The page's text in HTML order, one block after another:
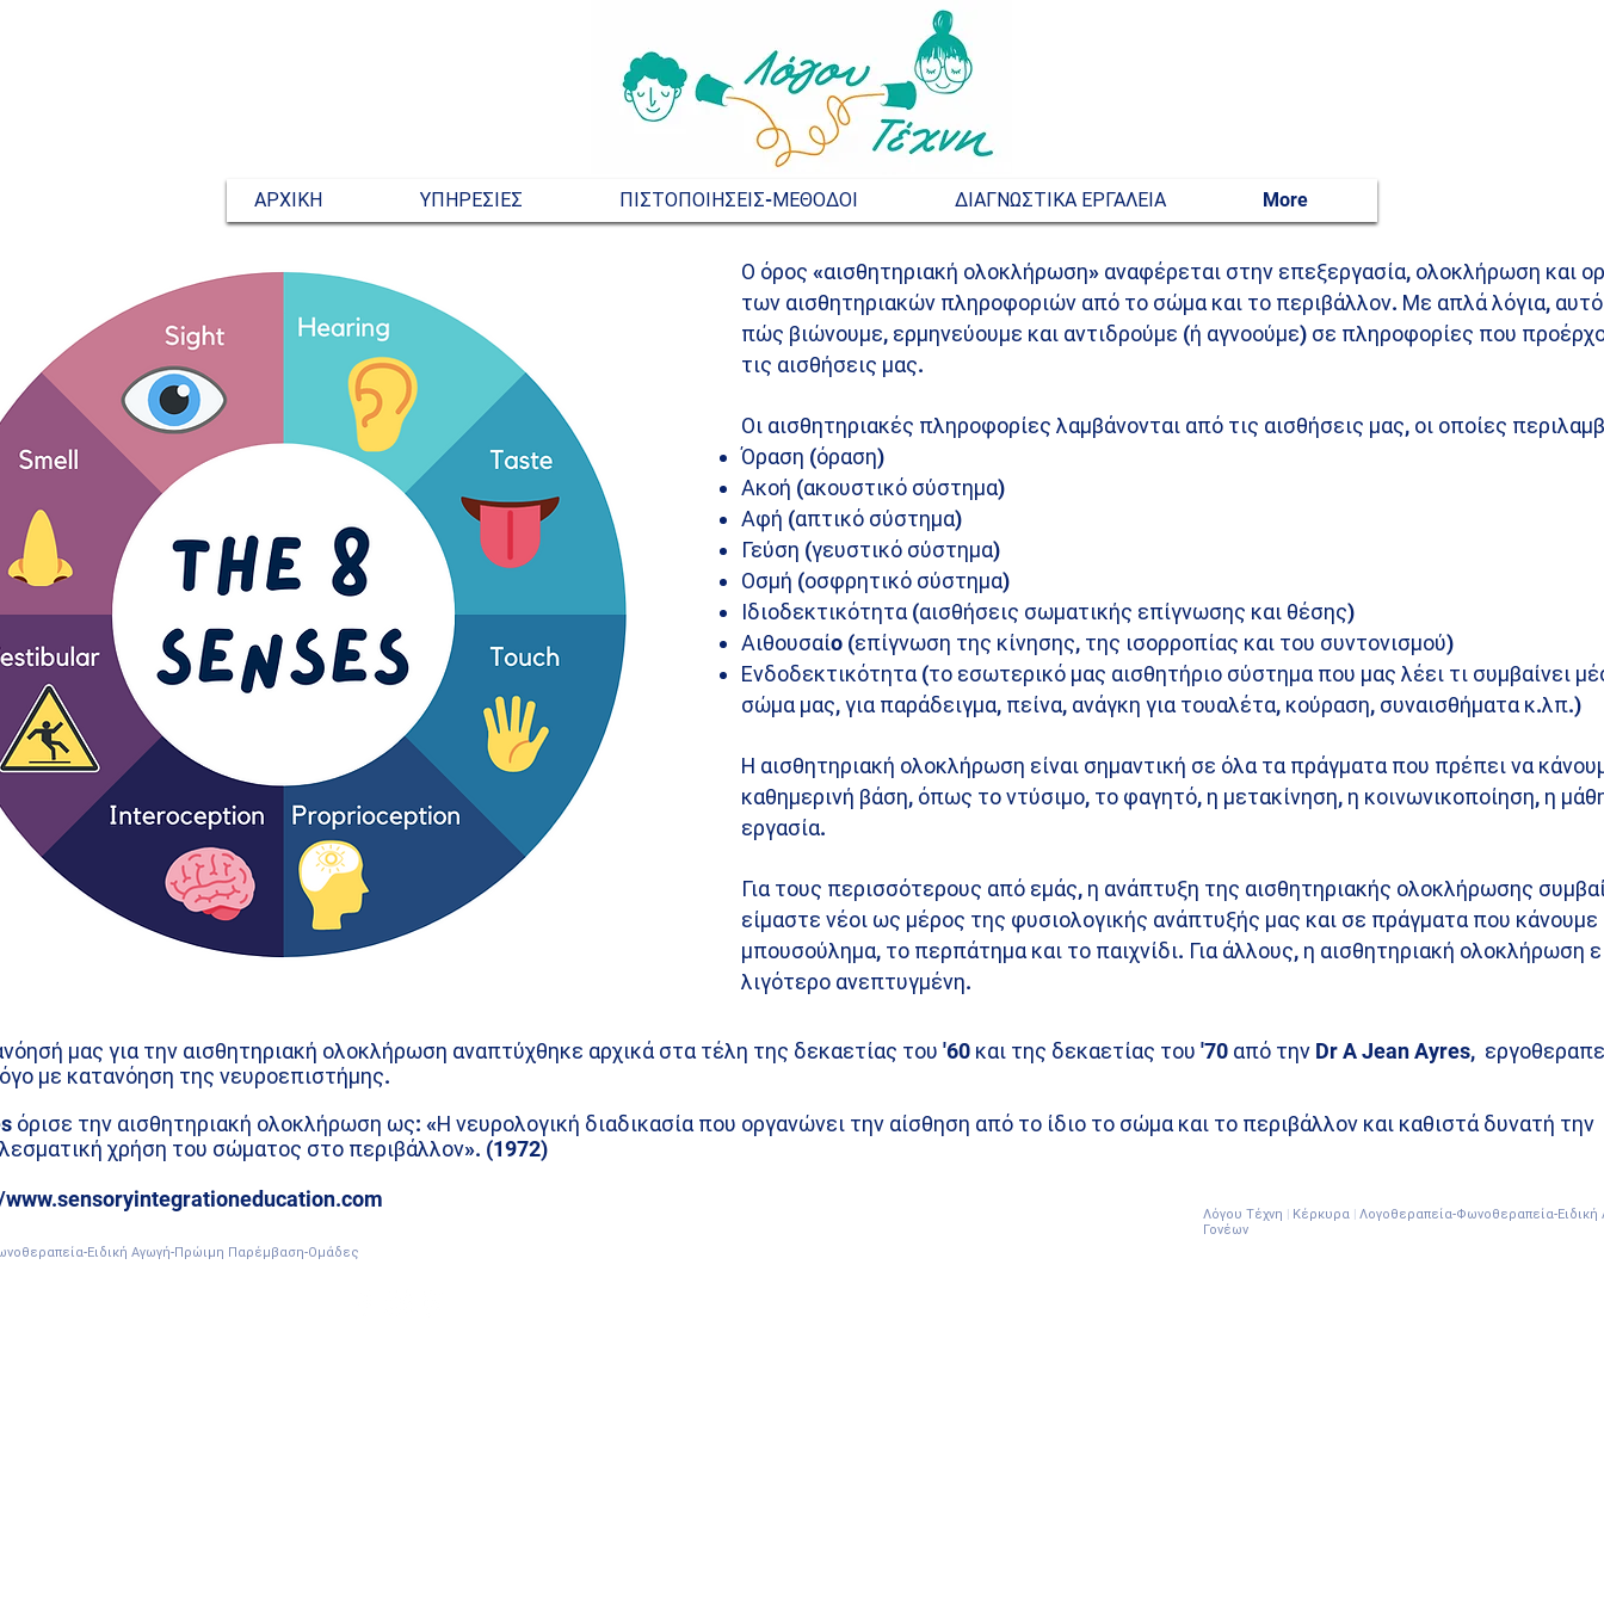
ΑΡΧΙΚΗ ΥΠΗΡΕΣΙΕΣ ΠΙΣΤΟΠΟΙΗΣΕΙΣ-ΜΕΘΟΔΟΙ ΔΙΑΓΝΩΣΤΙΚΑ ΕΡΓΑΛΕΙΑ More
Ο όρος «αισθητηριακή ολοκλήρωση» αναφέρεται στην επεξεργασία, ολοκλήρωση και
των αισθητηριακών πληροφοριών από το σώμα και το περιβάλλον. Με απλά λόγια, αυτό
πώς βιώνουμε, ερμηνεύουμε και αντιδρούμε (ή αγνοούμε) σε πληροφορίες που
τις αισθήσεις μας.
Οι αισθητηριακές πληροφορίες λαμβάνονται από τις αισθήσεις μας, οι οποίες
Όραση (όραση)
Ακοή (ακουστικό σύστημα)
Αφή (απτικό σύστημα)
Γεύση (γευστικό σύστημα)
Οσμή (οσφρητικό σύστημα)
Ιδιοδεκτικότητα (αισθήσεις σωματικής επίγνωσης και θέσης)
Αιθουσαίo (επίγνωση της κίνησης, της ισορροπίας και του συντονισμού)
Ενδοδεκτικότητα (το εσωτερικό μας αισθητήριο σύστημα που μας λέει τι συμβαίνει
σώμα μας, για παράδειγμα, πείνα, ανάγκη για τουαλέτα, κούραση, συναισθήματα κ.λπ.)
Η αισθητηριακή ολοκλήρωση είναι σημαντική σε όλα τα πράγματα που πρέπει να
καθημερινή βάση, όπως το ντύσιμο, το φαγητό, η μετακίνηση, η κοινωνικοποίηση, η
εργασία.
Για τους περισσότερους από εμάς, η ανάπτυξη της αισθητηριακής ολοκλήρωσης
είμαστε νέοι ως μέρος της φυσιολογικής ανάπτυξής μας και σε πράγματα που
μπουσούλημα, το περπάτημα και το παιχνίδι. Για άλλους, η αισθητηριακή ολοκλήρωση
λιγότερο ανεπτυγμένη.
μας για την αισθητηριακή ολοκλήρωση αναπτύχθηκε αρχικά στα τέλη της δεκαετίας του '60 και της δεκαετίας του '70 από την Dr A Jean Ayres,
με κατανόηση της νευροεπιστήμης.
όρισε την αισθητηριακή ολοκλήρωση ως: «Η νευρολογική διαδικασία που οργανώνει την αίσθηση από το ίδιο το σώμα και το περιβάλλον και καθιστά δυνατή την
χρήση του σώματος στο περιβάλλον». (1972)
Λόγου Τέχνη | Κέρκυρα | Λογοθεραπεία-Φωνοθεραπεία-
Γονέων
Ειδική Αγωγή-Πρώιμη Παρέμβαση-Ομάδες